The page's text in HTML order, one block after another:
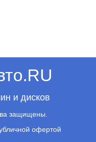
и дисков
защищены.
офертой